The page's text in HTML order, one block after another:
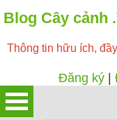
Blog Cây cảnh
Thông tin hữu ích,
Đăng ký